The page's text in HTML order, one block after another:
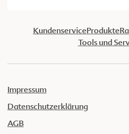
KundenserviceProdukte
Tools und
Impressum
Datenschutzerklärung
AGB